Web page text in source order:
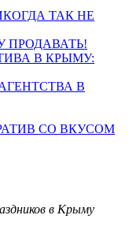
ТАК НЕ
ПРОДАВАТЬ!
В КРЫМУ:
В
СО ВКУСОМ
в Крыму